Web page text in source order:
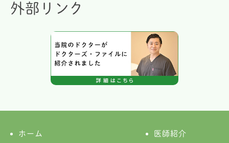
外部リンク
ホーム 医師紹介